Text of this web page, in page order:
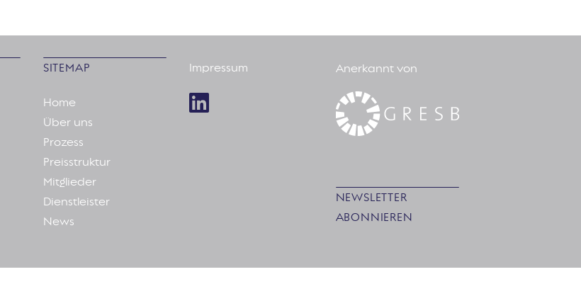
SITEMAP
Home
Über uns
Prozess
Preisstruktur
Mitglieder
Dienstleister
News
Impressum Anerkannt von
NEWSLETTER
ABONNIEREN